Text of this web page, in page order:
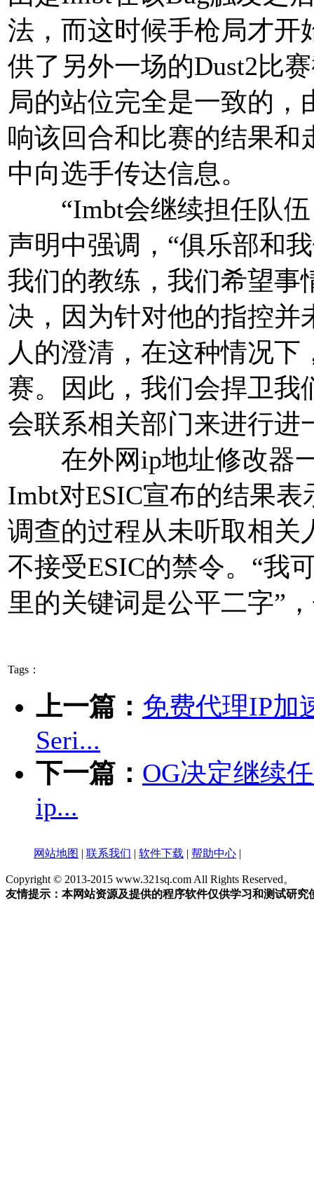
法，而这时候手枪局才开
供了另外一场的Dust2比
局的站位完全是一致的，
响该回合和比赛的结果和
中向选手传达信息。
“Imbt会继续担任队伍
声明中强调，“俱乐部和
我们的教练，我们希望事
决，因为针对他的指控并
人的澄清，在这种情况
赛。因此，我们会捍卫我
会联系相关部门来进行进
在外网ip地址修改器一
Imbt对ESIC宣布的结果
调查的过程从未听取相关
不接受ESIC的禁令。“我
里的关键词是公平二字”
Tags：
上一篇： 免费代理IP加
Seri...
下一篇： OG决定继续
ip...
网站地图 | 联系我们 | 软件下载 | 帮助中心 |
Copyright © 2013-2015 www.321sq.com All Rights Reserved。
友情提示：本网站资源及提供的程序软件仅供学习和测试研